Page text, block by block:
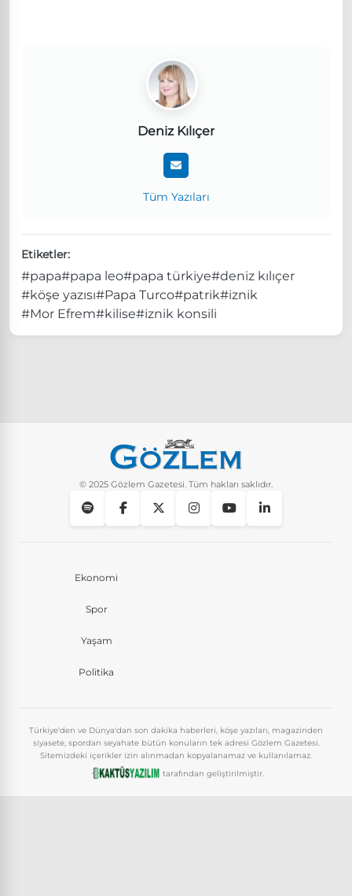
Deniz Kılıçer
Tüm Yazıları
Etiketler:
#papa#papa leo#papa türkiye#deniz kılıçer
#köşe yazısı#Papa Turco#patrik#iznik
#Mor Efrem#kilise#iznik konsili
© 2025 Gözlem Gazetesi. Tüm hakları saklıdır.
Ekonomi
Spor
Yaşam
Politika
Türkiye'den ve Dünya'dan son dakika haberleri, köşe yazıları, magazinden
siyasete, spordan seyahate bütün konuların tek adresi Gözlem Gazetesi.
Sitemizdeki içerikler izin alınmadan kopyalanamaz ve kullanılamaz.
tarafından geliştirilmiştir.